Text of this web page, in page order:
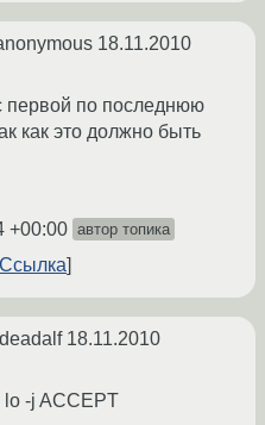
18.11.2010
первой по последнюю
как это должно быть
+00:00 автор топика
Ссылка
18.11.2010
lo -j ACCEPT